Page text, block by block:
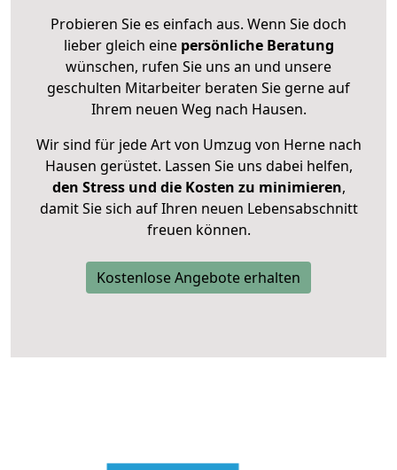
Probieren Sie es einfach aus. Wenn Sie doch
lieber gleich eine persönliche Beratung
wünschen, rufen Sie uns an und unsere
geschulten Mitarbeiter beraten Sie gerne auf
Ihrem neuen Weg nach Hausen.
Wir sind für jede Art von Umzug von Herne nach
Hausen gerüstet. Lassen Sie uns dabei helfen,
den Stress und die Kosten zu minimieren,
damit Sie sich auf Ihren neuen Lebensabschnitt
freuen können.
Kostenlose Angebote erhalten